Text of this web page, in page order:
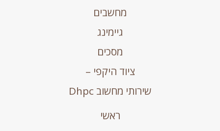
מחשבים
גיימינג
מסכים
ציוד היקפי –
שירותי מחשוב Dhpc
ראשי